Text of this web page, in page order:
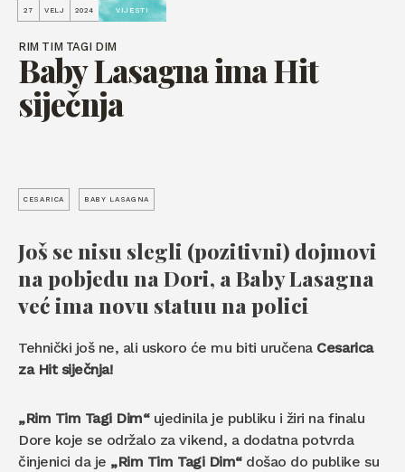
27 VELJ 2024 VIJESTI
RIM TIM TAGI DIM
Baby Lasagna ima Hit
siječnja
CESARICA BABY LASAGNA
Još se nisu slegli (pozitivni) dojmovi
na pobjedu na Dori, aBaby Lasagna
već ima novu statuu na polici
Tehnički još ne, ali uskoro će mu biti uručena Cesarica
za Hit siječnja!
„Rim Tim Tagi Dim“ ujedinila je publiku i žiri na finalu
Dore koje se održalo za vikend, a dodatna potvrda
činjenici da je „Rim Tim Tagi Dim“ došao do publike su